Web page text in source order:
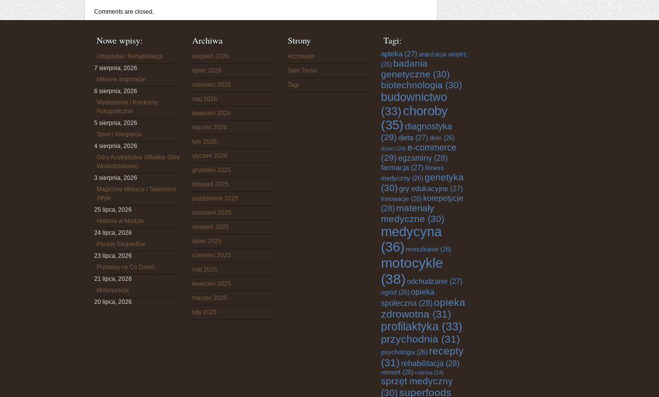
Comments are closed.
Nowe wpisy:
Ortopedia i Rehabilitacja
7 sierpnia, 2026
Miłosne Inspiracje
6 sierpnia, 2026
Wydarzenia i Konkursy
Fotograficzne
5 sierpnia, 2026
Sport i Integracja
4 sierpnia, 2026
Góry Australijskie (Wielkie Góry
Wododziałowe)
3 sierpnia, 2026
Magiczne Miejsca i Tajemnice
Afryki
25 lipca, 2026
Historia w Modzie
24 lipca, 2026
Porady Ekspertów
23 lipca, 2026
Przepisy na Co Dzień
21 lipca, 2026
Motoryzacja
20 lipca, 2026
Archiwa
sierpień 2026
lipiec 2026
czerwiec 2026
maj 2026
kwiecień 2026
marzec 2026
luty 2026
styczeń 2026
grudzień 2025
listopad 2025
październik 2025
wrzesień 2025
sierpień 2025
lipiec 2025
czerwiec 2025
maj 2025
kwiecień 2025
marzec 2025
luty 2025
Strony
Archiwum
Spis Treści
Tagi
Tagi:
apteka (27) aranżacja wnętrz
(26) badania
genetyczne (30)
biotechnologia (30)
budownictwo
(33)choroby
(35) diagnostyka
(29) dieta (27) dom (26)
dzieci (24) e-commerce
(29) egzaminy (28)
farmacja (27) fitness
medyczny (26) genetyka
(30) gry edukacyjne (27)
innowacje (26) korepetycje
(28) materiały
medyczne (30)
medycyna
(36) mieszkanie (26)
motocykle
(38) odchudzanie (27)
ogród (26) opieka
społeczna (28) opieka
zdrowotna (31)
profilaktyka (33)
przychodnia (31)
psychologia(26) recepty
(31) rehabilitacja (28)
remont (26) rodzina (24)
sprzęt medyczny
(30)superfoods